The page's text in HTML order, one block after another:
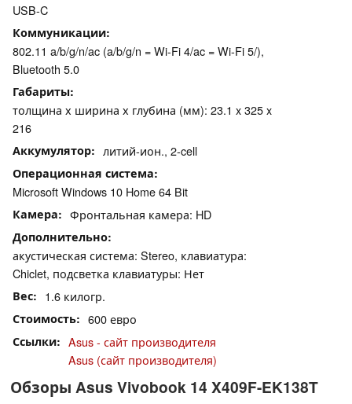
USB-C
Коммуникации
802.11 a/b/g/n/ac (a/b/g/n = Wi-Fi 4/ac = Wi-Fi 5/),
Bluetooth 5.0
Габариты
толщина х ширина х глубина (мм): 23.1 x 325 x
216
Аккумулятор литий-ион., 2-cell
Операционная система
Microsoft Windows 10 Home 64 Bit
Камера Фронтальная камера: HD
Дополнительно
акустическая система: Stereo, клавиатура:
Chiclet, подсветка клавиатуры: Нет
Вес 1.6 килогр.
Стоимость 600 евро
Ссылки
Asus - сайт производителя
Asus (сайт производителя)
Обзоры Asus Vivobook 14 X409F-EK138T